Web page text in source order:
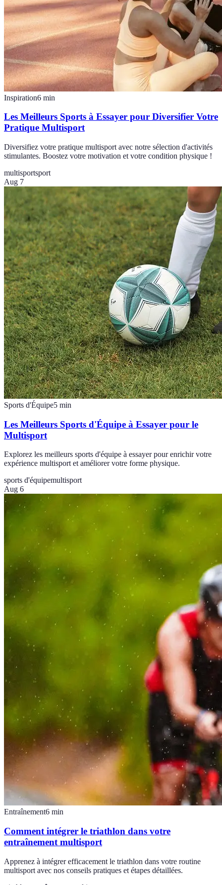
Inspiration6 min
Les Meilleurs Sports à Essayer pour Diversifier Votre
Pratique Multisport
Diversifiez votre pratique multisport avec notre sélection d'activités
stimulantes. Boostez votre motivation et votre condition physique !
multisportsport
Aug 7
Sports d'Équipe5 min
Les Meilleurs Sports d'Équipe à Essayer pour le
Multisport
Explorez les meilleurs sports d'équipe à essayer pour enrichir votre
expérience multisport et améliorer votre forme physique.
sports d'équipemultisport
Aug 6
Entraînement6 min
Comment intégrer le triathlon dans votre
entraînement multisport
Apprenez à intégrer efficacement le triathlon dans votre routine
multisport avec nos conseils pratiques et étapes détaillées.